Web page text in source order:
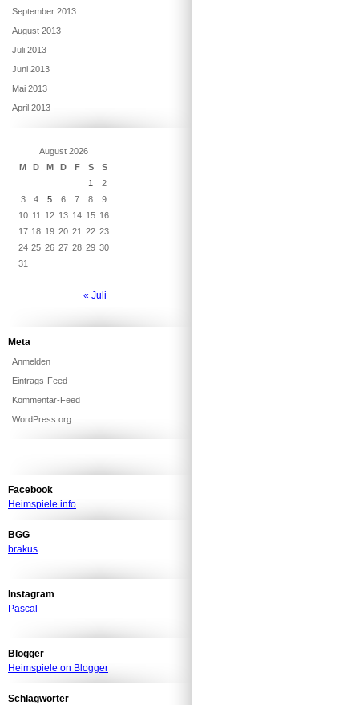
September 2013
August 2013
Juli 2013
Juni 2013
Mai 2013
April 2013
August 2026
M
D M D F S
S
1
2
3
4 5 6 7 8
9
10 11 12 13 14 15 16
17 18 19 20 21 22 23
24 25 26 27 28 29 30
31
« Juli
Meta
Anmelden
Eintrags-Feed
Kommentar-Feed
WordPress.org
Facebook
Heimspiele.info
BGG
brakus
Instagram
Pascal
Blogger
Heimspiele on Blogger
Schlagwörter